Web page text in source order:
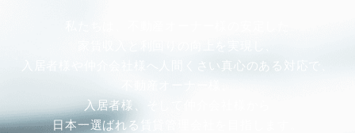
入居者様や仲介会社様へ人間くさい真心のある対応で、
入居者様、そして仲介会社様から
日本一選ばれる賃貸管理会社を目指します。